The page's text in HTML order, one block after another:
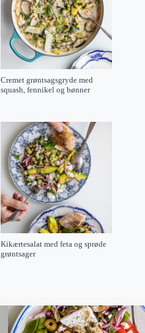
Cremet grøntsagsgryde med
squash, fennikel og bønner
Kikærtesalat med feta og sprøde
grøntsager